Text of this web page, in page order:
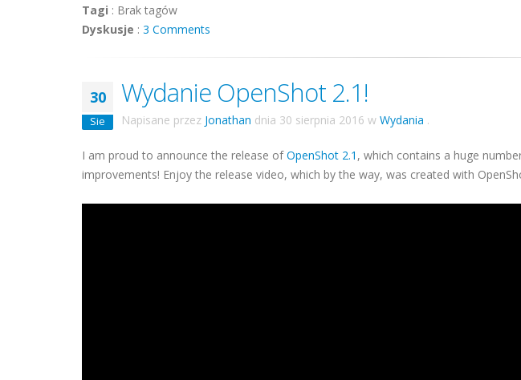
Tagi : Brak tagów
Dyskusje : 3 Comments
30
Sie
Wydanie OpenShot 2.1!
Napisane przez Jonathan dnia 30 sierpnia 2016 w Wydania .
I am proud to announce the release ofOpenShot 2.1 , which contains a huge
improvements! Enjoy the release video, which by the way, was created with